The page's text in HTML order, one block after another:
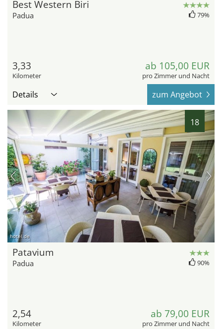
Best Western Biri
Padua 79%
3,33
Kilometer
ab 105,00 EUR
pro Zimmer und Nacht
Details zum Angebot
18
hotel.de
Patavium
Padua 90%
2,54
Kilometer
ab 79,00 EUR
pro Zimmer und Nacht